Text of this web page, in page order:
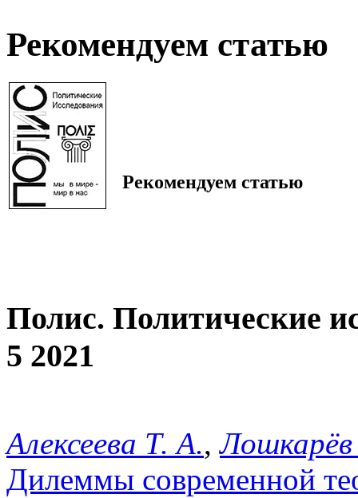
Рекомендуем статью
Рекомендуем статью
Полис. Политические
5 2021
Алексеева Т. А.,
Дилеммы современной